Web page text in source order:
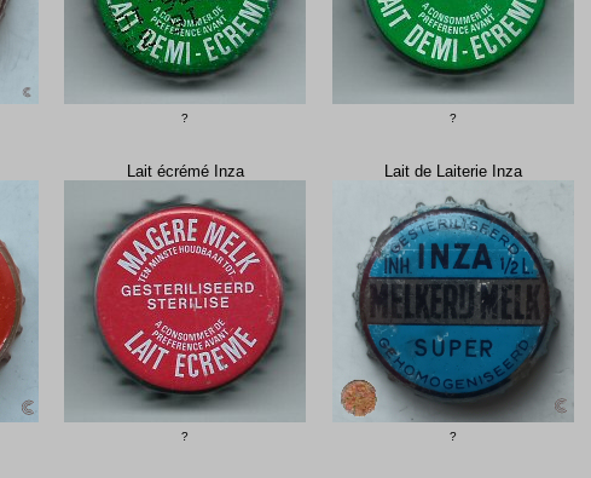
? ?
Lait écrémé Inza
?
Lait de Laiterie Inza
?